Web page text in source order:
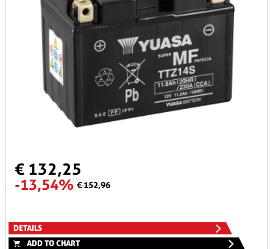
€ 132,25
-13,54% € 152,96
DETAILS
ADD TO CHART